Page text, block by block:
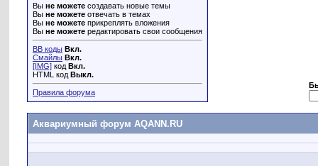
Вы не можете создавать новые темы
Вы не можете отвечать в темах
Вы не можете прикреплять вложения
Вы не можете редактировать свои сообщения
BB коды Вкл.
Смайлы Вкл.
[IMG] код Вкл.
HTML код Выкл.
Правила форума
Аквариумный форум AQANN.RU